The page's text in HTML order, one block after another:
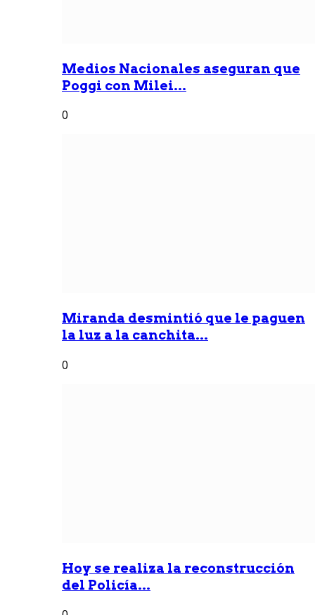
Medios Nacionales aseguran que
Poggi con Milei...
0
Miranda desmintió que le paguen
la luz a la canchita...
0
Hoy se realiza la reconstrucción
del Policía...